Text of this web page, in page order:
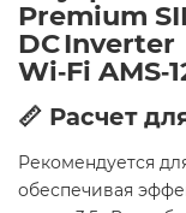
Premium
DC Inverter
Wi‑Fi
📏 Расчет
Рекомендуется
обеспечивая